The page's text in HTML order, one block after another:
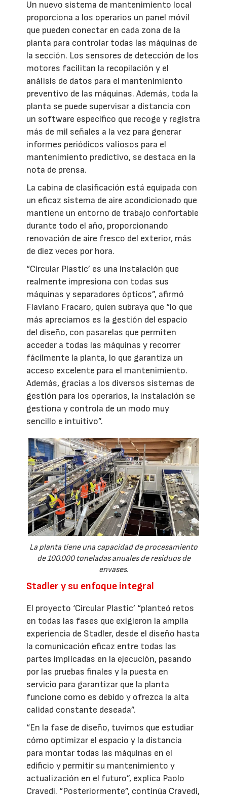
Un nuevo sistema de mantenimiento local
proporciona a los operarios un panel móvil
que pueden conectar en cada zona de la
planta para controlar todas las máquinas de
la sección. Los sensores de detección de los
motores facilitan la recopilación y el
análisis de datos para el mantenimiento
preventivo de las máquinas. Además, toda la
planta se puede supervisar a distancia con
un software específico que recoge y registra
más de mil señales a la vez para generar
informes periódicos valiosos para el
mantenimiento predictivo, se destaca en la
nota de prensa.
La cabina de clasificación está equipada con
un eficaz sistema de aire acondicionado que
mantiene un entorno de trabajo confortable
durante todo el año, proporcionando
renovación de aire fresco del exterior, más
de diez veces por hora.
“Circular Plastic’ es una instalación que
realmente impresiona con todas sus
máquinas y separadores ópticos”, afirmó
Flaviano Fracaro, quien subraya que “lo que
más apreciamos es la gestión del espacio
del diseño, con pasarelas que permiten
acceder a todas las máquinas y recorrer
fácilmente la planta, lo que garantiza un
acceso excelente para el mantenimiento.
Además, gracias a los diversos sistemas de
gestión para los operarios, la instalación se
gestiona y controla de un modo muy
sencillo e intuitivo”.
La planta tiene una capacidad de procesamiento
de 100.000 toneladas anuales de residuos de
envases.
Stadler y su enfoque integral
El proyecto ‘Circular Plastic’ “planteó retos
en todas las fases que exigieron la amplia
experiencia de Stadler, desde el diseño hasta
la comunicación eficaz entre todas las
partes implicadas en la ejecución, pasando
por las pruebas finales y la puesta en
servicio para garantizar que la planta
funcione como es debido y ofrezca la alta
calidad constante deseada”.
“En la fase de diseño, tuvimos que estudiar
cómo optimizar el espacio y la distancia
para montar todas las máquinas en el
edificio y permitir su mantenimiento y
actualización en el futuro”, explica Paolo
Cravedi. “Posteriormente”, continúa Cravedi,